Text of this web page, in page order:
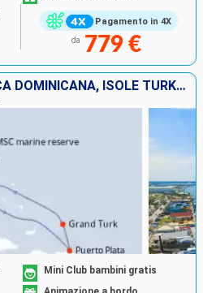
Pagamento in 4X
da 779 €
STATI UNITI, REPUBBLICA DOMINICANA, ISOLE TURKS E CAICOS, BAHAMAS
Mini Club bambini gratis